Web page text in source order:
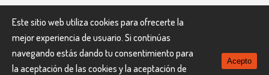
Uzbequistán
Uganda
Este sitio web utiliza cookies para ofrecerte la
mejor experiencia de usuario. Si continúas
navegando estás dando tu consentimiento para
la aceptación de las cookies y la aceptación de
Acepto